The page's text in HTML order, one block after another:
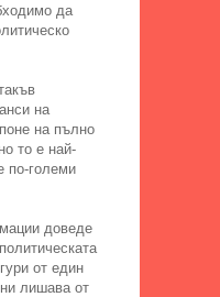
да
на
на пълно
то е най-
по-големи
доведе
от един
лишава от